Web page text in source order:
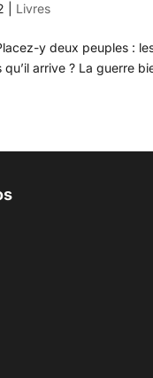
Livres
y deux peuples :
arrive ? La guerre